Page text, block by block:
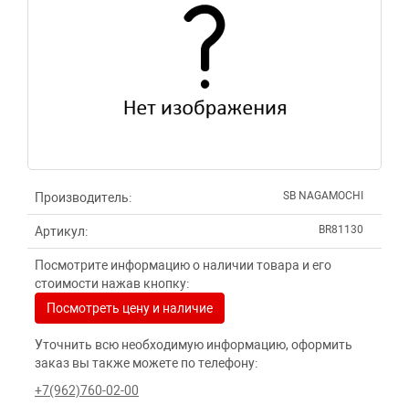
Производитель: SB NAGAMOCHI
Артикул: BR81130
Посмотрите информацию о наличии товара и его
стоимости нажав кнопку:
Посмотреть цену и наличие
Уточнить всю необходимую информацию, оформить
заказ вы также можете по телефону:
+7(962)760-02-00